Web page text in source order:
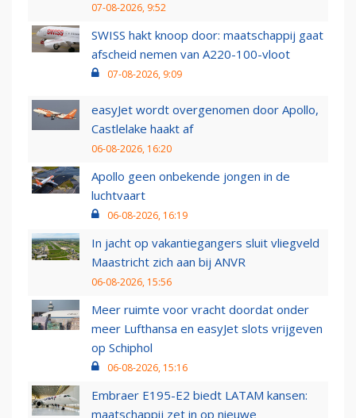
07-08-2026, 9:52
SWISS hakt knoop door: maatschappij gaat
afscheid nemen van A220-100-vloot
07-08-2026, 9:09
easyJet wordt overgenomen door Apollo,
Castlelake haakt af
06-08-2026, 16:20
Apollo geen onbekende jongen in de
luchtvaart
06-08-2026, 16:19
In jacht op vakantiegangers sluit vliegveld
Maastricht zich aan bij ANVR
06-08-2026, 15:56
Meer ruimte voor vracht doordat onder
meer Lufthansa en easyJet slots vrijgeven
op Schiphol
06-08-2026, 15:16
Embraer E195-E2 biedt LATAM kansen:
maatschappij zet in op nieuwe